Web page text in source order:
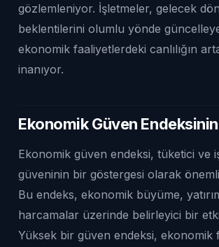
gözlemleniyor. İşletmeler, gelecek
beklentilerini olumlu yönde
ekonomik faaliyetlerdeki canlılığın
inanıyor.
Ekonomik Güven
Ekonomik güven endeksi, tüketici ve
güveninin bir göstergesi olarak
Bu endeks, ekonomik büyüme,
harcamalar üzerinde belirleyici bir
Yüksek bir güven endeksi, ekonomik